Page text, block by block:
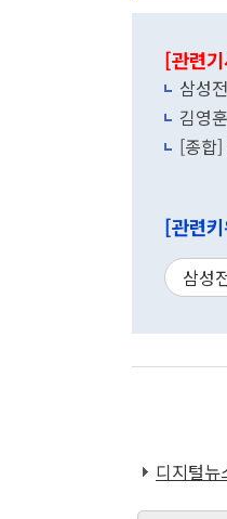
[관련
삼성
김영
[종합
[관련
삼성
디지털뉴